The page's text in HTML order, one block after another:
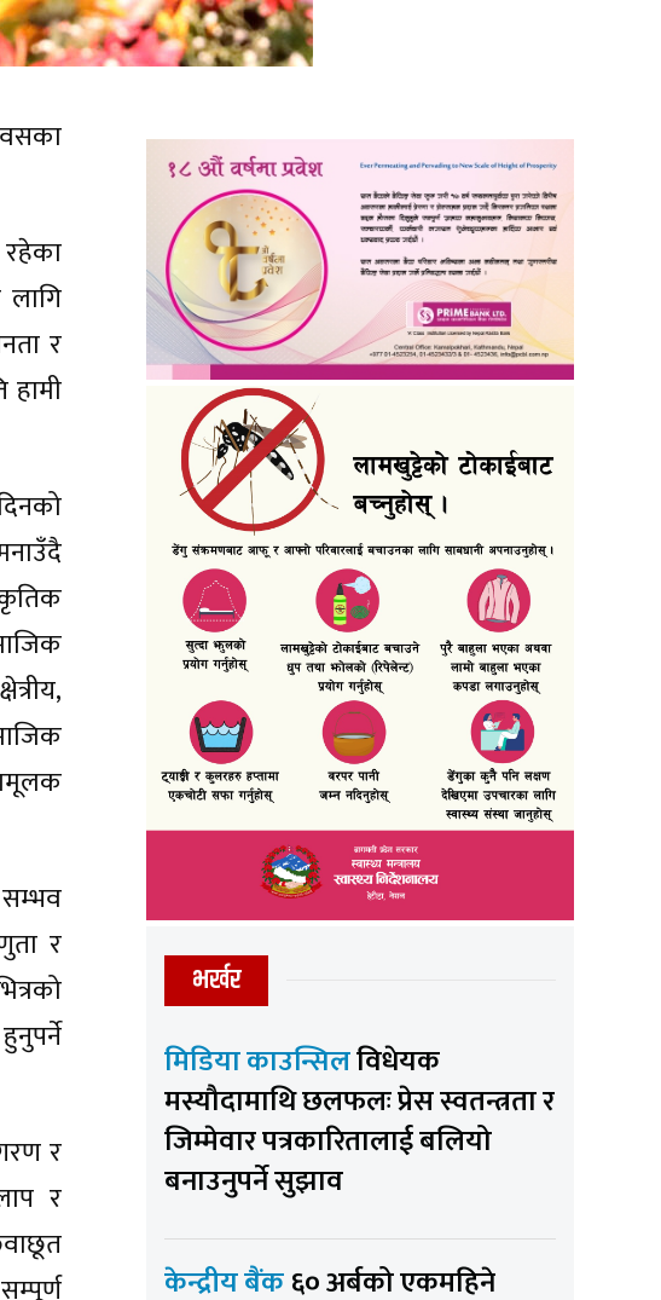
र
हामी
र
र
र
भर्खर
मिडिया काउन्सिलविधेयक
मस्यौदामाथि छलफलः प्रेस स्वतन्त्रता र
जिम्मेवार पत्रकारितालाई बलियो
बनाउनुपर्ने सुझाव
केन्द्रीय बैंक६० अर्बको एकमहिने